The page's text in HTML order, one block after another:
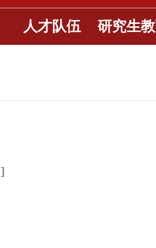
人才队伍 研究生
]